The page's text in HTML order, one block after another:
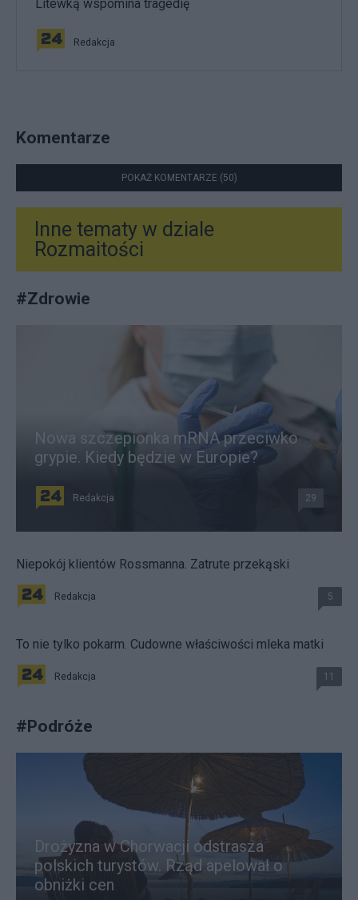
Litewką wspomina tragedię
Redakcja
Komentarze
POKAŻ KOMENTARZE (50)
Inne tematy w dziale
Rozmaitości
#Zdrowie
Nowa szczepionka mRNA przeciwko
grypie. Kiedy będzie w Europie?
Redakcja 29
Niepokój klientów Rossmanna. Zatrute przekąski
Redakcja 5
To nie tylko pokarm. Cudowne właściwości mleka matki
Redakcja 11
#Podróże
Drożyzna w Chorwacji odstrasza
polskich turystów. Rząd apelował o
obniżki cen